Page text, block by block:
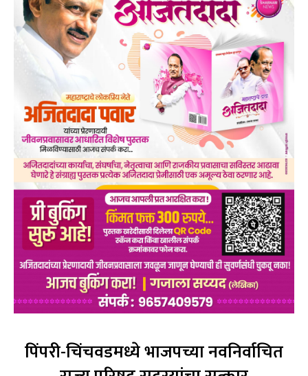
पिंपरी-चिंचवडमध्ये भाजपच्या नवनिर्वाचित